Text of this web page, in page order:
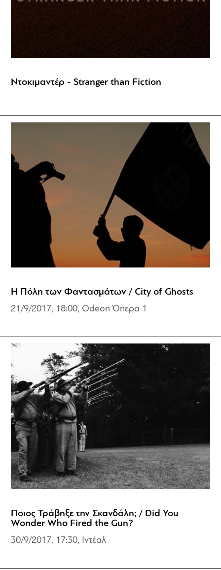
Ντοκιμαντέρ - Stranger than Fiction
Η Πόλη των Φαντασμάτων / City of Ghosts
21/9/2017, 18:00, Odeon Όπερα 1
Ποιος Τράβηξε την Σκανδάλη; / Did You
Wonder Who Fired the Gun?
30/9/2017, 17:30, Ιντέαλ